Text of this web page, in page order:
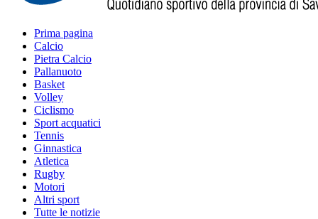
Prima pagina
Calcio
Pietra Calcio
Pallanuoto
Basket
Volley
Ciclismo
Sport acquatici
Tennis
Ginnastica
Atletica
Rugby
Motori
Altri sport
Tutte le notizie